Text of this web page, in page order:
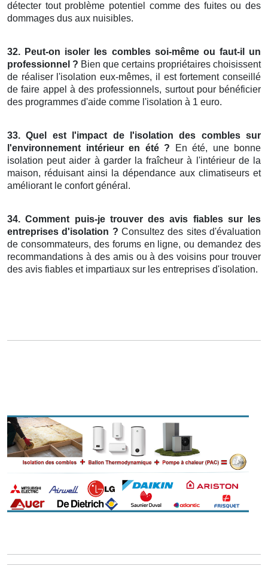
détecter tout problème potentiel comme des fuites ou des
dommages dus aux nuisibles.
32. Peut-on isoler les combles soi-même ou faut-il un
professionnel ? Bien que certains propriétaires choisissent
de réaliser l'isolation eux-mêmes, il est fortement conseillé
de faire appel à des professionnels, surtout pour bénéficier
des programmes d'aide comme l'isolation à 1 euro.
33. Quel est l'impact de l'isolation des combles sur
l'environnement intérieur en été ? En été, une bonne
isolation peut aider à garder la fraîcheur à l'intérieur de la
maison, réduisant ainsi la dépendance aux climatiseurs et
améliorant le confort général.
34. Comment puis-je trouver des avis fiables sur les
entreprises d'isolation ? Consultez des sites d'évaluation
de consommateurs, des forums en ligne, ou demandez des
recommandations à des amis ou à des voisins pour trouver
des avis fiables et impartiaux sur les entreprises d'isolation.